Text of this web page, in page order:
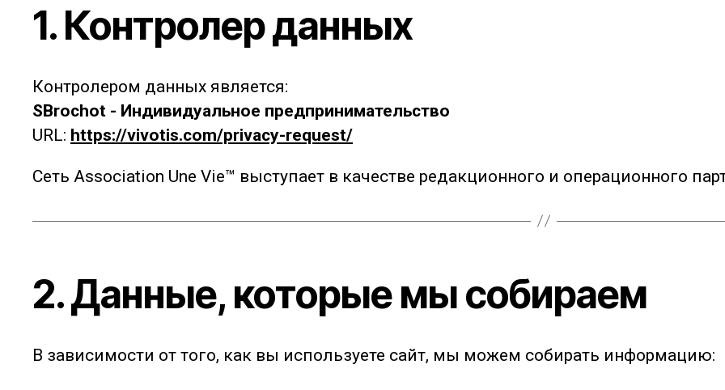
1. Контролер данных
Контролером данных является:
SBrochot - Индивидуальное предпринимательство
URL: https://vivotis.com/privacy-request/
Сеть Association Une Vie™ выступает в качестве редакционного и операционного
2. Данные, которые мы собираем
В зависимости от того, как вы используете сайт, мы можем собирать информацию: